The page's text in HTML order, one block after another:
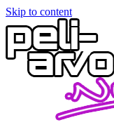
Skip to content